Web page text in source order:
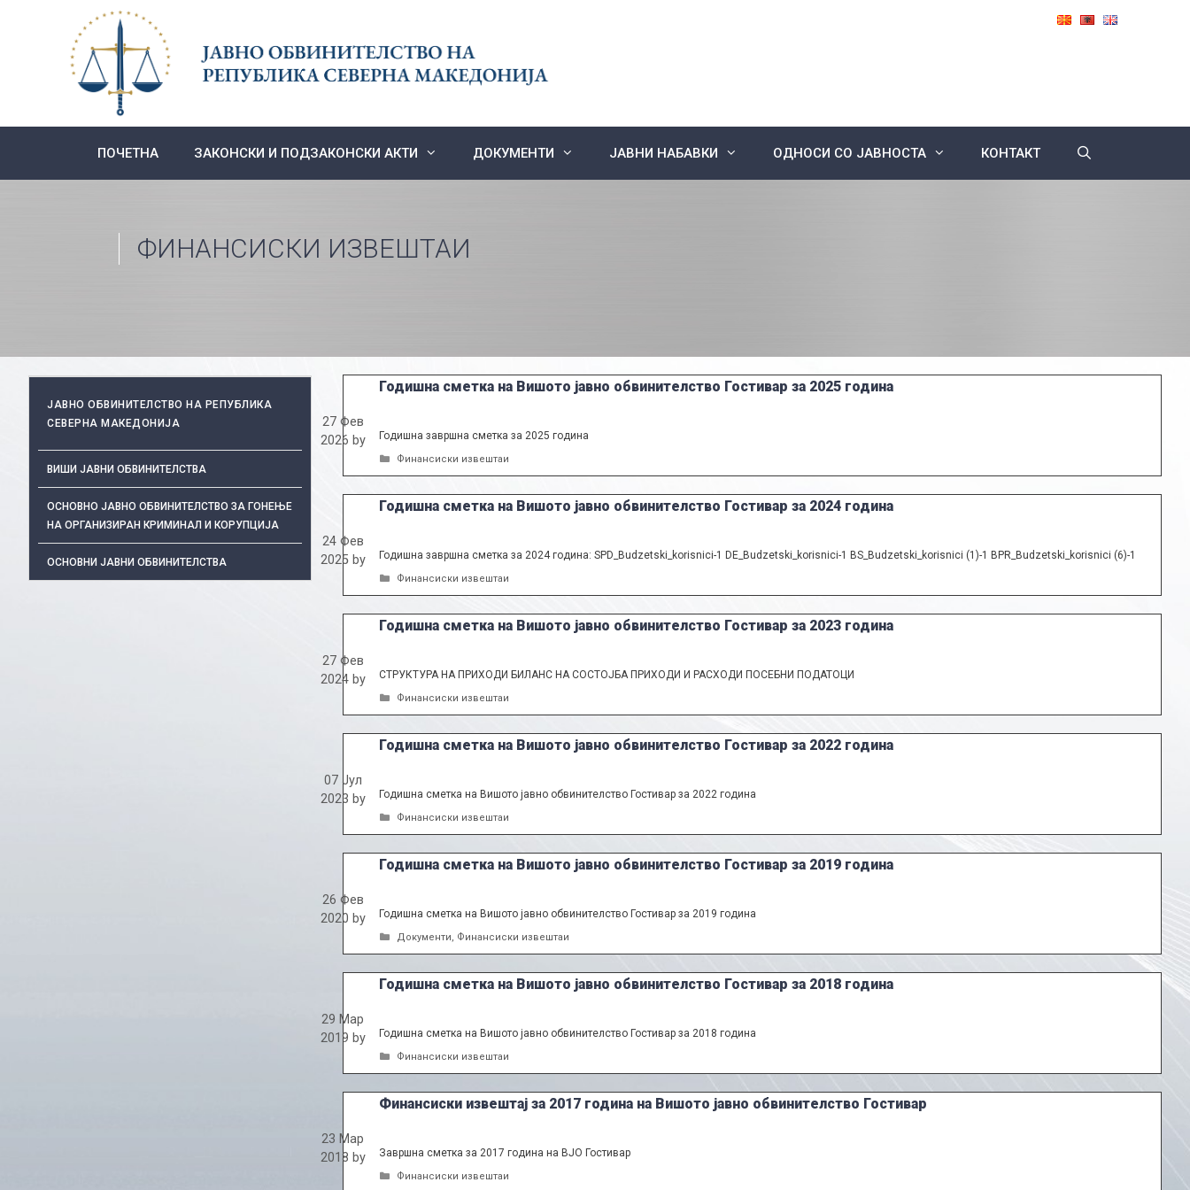
ПОЧЕТНА ЗАКОНСКИ И ПОДЗАКОНСКИ АКТИ ДОКУМЕНТИ ЈАВНИ НАБАВКИ ОДНОСИ СО ЈАВНОСТА КОНТАКТ
ФИНАНСИСКИ ИЗВЕШТАИ
Годишна сметка на Вишото јавно обвинителство Гостивар за 2025 година
27 Фев
2026 by Годишна завршна сметка за 2025 година
Categories
Финансиски извештаи
Годишна сметка на Вишото јавно обвинителство Гостивар за 2024 година
24 Фев
2025 by Годишна завршна сметка за 2024 година: SPD_Budzetski_korisnici-1 DE_Budzetski_korisnici-1 BS_Budzetski_korisnici (1)-1 BPR_Budzetski_korisnici (6)-1
Categories
Финансиски извештаи
Годишна сметка на Вишото јавно обвинителство Гостивар за 2023 година
27 Фев
2024 by СТРУКТУРА НА ПРИХОДИ БИЛАНС НА СОСТОЈБА ПРИХОДИ И РАСХОДИ ПОСЕБНИ ПОДАТОЦИ
Categories
Финансиски извештаи
Годишна сметка на Вишото јавно обвинителство Гостивар за 2022 година
07 Јул
2023 by Годишна сметка на Вишото јавно обвинителство Гостивар за 2022 година
Categories
Финансиски извештаи
Годишна сметка на Вишото јавно обвинителство Гостивар за 2019 година
26 Фев
2020 by Годишна сметка на Вишото јавно обвинителство Гостивар за 2019 година
Categories
Документи, Финансиски извештаи
Годишна сметка на Вишото јавно обвинителство Гостивар за 2018 година
29 Мар
2019 by Годишна сметка на Вишото јавно обвинителство Гостивар за 2018 година
Categories
Финансиски извештаи
Финансиски извештај за 2017 година на Вишото јавно обвинителство Гостивар
23 Мар
2018 by Завршна сметка за 2017 година на ВЈО Гостивар
Categories
Финансиски извештаи
ЈАВНО ОБВИНИТЕЛСТВО НА РЕПУБЛИКА
СЕВЕРНА МАКЕДОНИЈА
ВИШИ ЈАВНИ ОБВИНИТЕЛСТВА
ОСНОВНО ЈАВНО ОБВИНИТЕЛСТВО ЗА ГОНЕЊЕ
НА ОРГАНИЗИРАН КРИМИНАЛ И КОРУПЦИЈА
ОСНОВНИ ЈАВНИ ОБВИНИТЕЛСТВА